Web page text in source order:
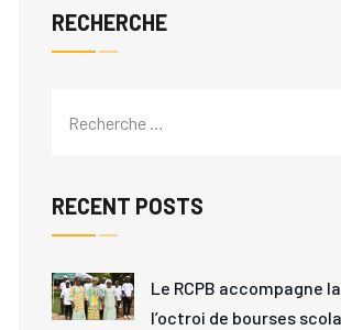
RECHERCHE
RECENT POSTS
Le RCPB accompagne
l’octroi de bourses